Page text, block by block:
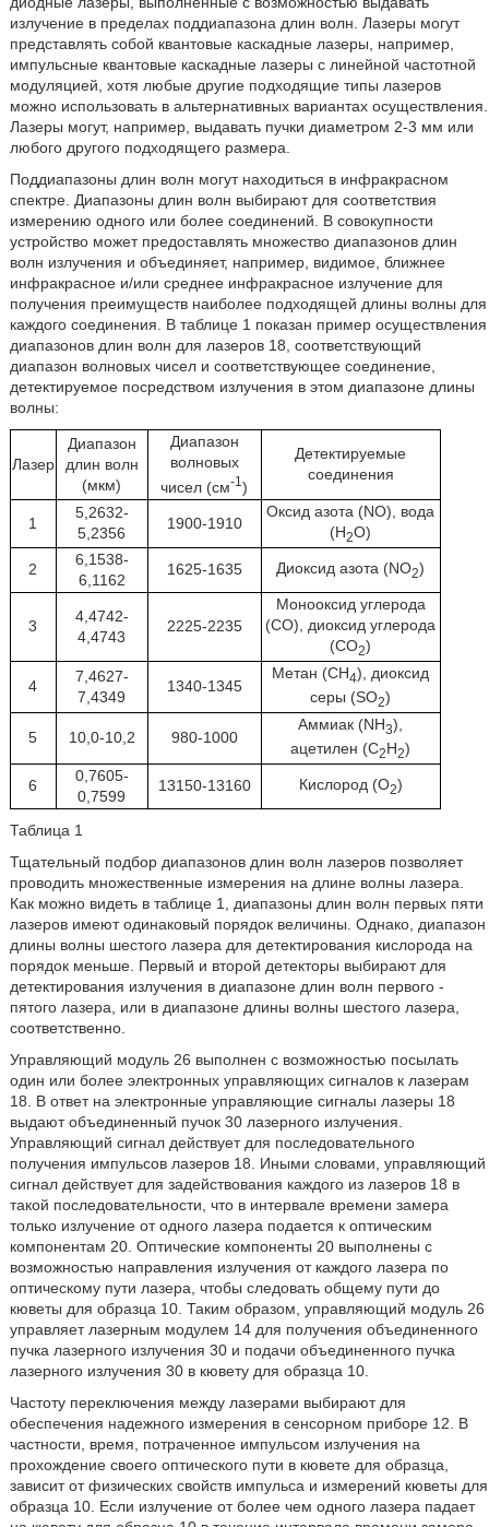
излучение в пределах поддиапазона длин волн. Лазеры могут
представлять собой квантовые каскадные лазеры, например,
импульсные квантовые каскадные лазеры с линейной частотной
модуляцией, хотя любые другие подходящие типы лазеров
можно использовать в альтернативных вариантах осуществления.
Лазеры могут, например, выдавать пучки диаметром 2-3 мм или
любого другого подходящего размера.
Поддиапазоны длин волн могут находиться в инфракрасном
спектре. Диапазоны длин волн выбирают для соответствия
измерению одного или более соединений. В совокупности
устройство может предоставлять множество диапазонов длин
волн излучения и объединяет, например, видимое, ближнее
инфракрасное и/или среднее инфракрасное излучение для
получения преимуществ наиболее подходящей длины волны для
каждого соединения. В таблице 1 показан пример осуществления
диапазонов длин волн для лазеров 18, соответствующий
диапазон волновых чисел и соответствующее соединение,
детектируемое посредством излучения в этом диапазоне длины
волны:
Лазер
Диапазон
длин волн
(мкм)
Диапазон
волновых
чисел (см-1)
Детектируемые
соединения
1
5,2632-
5,2356
1900-1910
Оксид азота (NO), вода
(H2O)
2
6,1538-
6,1162
1625-1635 Диоксид азота (NO2)
3
4,4742-
4,4743
2225-2235
Монооксид углерода
(CO), диоксид углерода
(CO2)
4
7,4627-
7,4349
1340-1345
Метан (CH4), диоксид
серы (SO2)
5 10,0-10,2 980-1000
Аммиак (NH3),
ацетилен (C2H2)
6
0,7605-
0,7599
13150-13160 Кислород (O2)
Таблица 1
Тщательный подбор диапазонов длин волн лазеров позволяет
проводить множественные измерения на длине волны лазера.
Как можно видеть в таблице 1, диапазоны длин волн первых пяти
лазеров имеют одинаковый порядок величины. Однако, диапазон
длины волны шестого лазера для детектирования кислорода на
порядок меньше. Первый и второй детекторы выбирают для
детектирования излучения в диапазоне длин волн первого -
пятого лазера, или в диапазоне длины волны шестого лазера,
соответственно.
Управляющий модуль 26 выполнен с возможностью посылать
один или более электронных управляющих сигналов к лазерам
18. В ответ на электронные управляющие сигналы лазеры 18
выдают объединенный пучок 30 лазерного излучения.
Управляющий сигнал действует для последовательного
получения импульсов лазеров 18. Иными словами, управляющий
сигнал действует для задействования каждого из лазеров 18 в
такой последовательности, что в интервале времени замера
только излучение от одного лазера подается к оптическим
компонентам 20. Оптические компоненты 20 выполнены с
возможностью направления излучения от каждого лазера по
оптическому пути лазера, чтобы следовать общему пути до
кюветы для образца 10. Таким образом, управляющий модуль 26
управляет лазерным модулем 14 для получения объединенного
пучка лазерного излучения 30 и подачи объединенного пучка
лазерного излучения 30 в кювету для образца 10.
Частоту переключения между лазерами выбирают для
обеспечения надежного измерения в сенсорном приборе 12. В
частности, время, потраченное импульсом излучения на
прохождение своего оптического пути в кювете для образца,
зависит от физических свойств импульса и измерений кюветы для
образца 10. Если излучение от более чем одного лазера падает